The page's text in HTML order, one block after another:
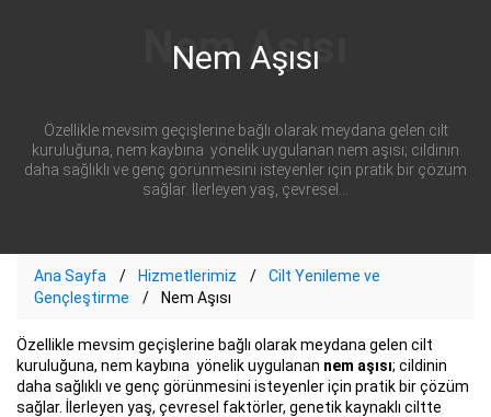
Nem Aşısı
Özellikle mevsim geçişlerine bağlı olarak meydana gelen cilt
kuruluğuna, nem kaybına yönelik uygulanan nem aşısı; cildinin
daha sağlıklı ve genç görünmesini isteyenler için pratik bir çözüm
sağlar. İlerleyen yaş, çevresel...
Ana Sayfa Hizmetlerimiz
Cilt Yenileme ve
Gençleştirme
Nem Aşısı
Özellikle mevsim geçişlerine bağlı olarak meydana gelen cilt
kuruluğuna, nem kaybına yönelik uygulanan nem aşısı; cildinin
daha sağlıklı ve genç görünmesini isteyenler için pratik bir çözüm
sağlar. İlerleyen yaş, çevresel faktörler, genetik kaynaklı ciltte